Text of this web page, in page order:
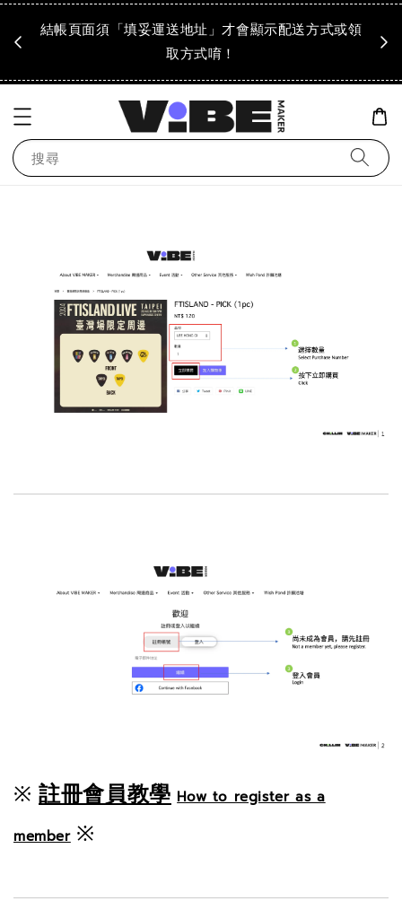
結帳頁面須「填妥運送地址」才會顯示配送方式或領
取方式唷！
搜尋
※ 註冊會員教學 How to register as a
member ※